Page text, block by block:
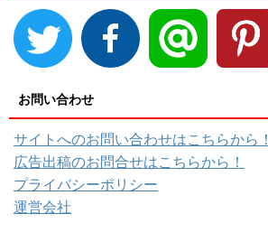
お問い合わせ
サイトへのお問い合わせはこちらから！
広告出稿のお問合せはこちらから！
プライバシーポリシー
運営会社